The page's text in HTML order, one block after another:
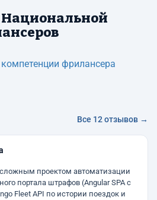
фрилансера
Все 12 отзывов →
проектом автоматизации
портала штрафов (Angular SPA с
Fleet API по истории поездок и